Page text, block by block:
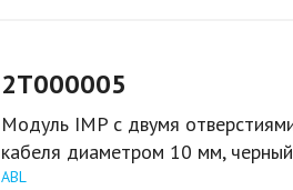
2T000005
Модуль IMP с двумя
кабеля диаметром 10 мм, черный
ABL